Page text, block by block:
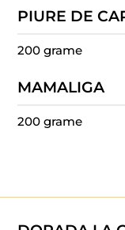
PIURE DE
200 grame
MAMALIGA
200 grame